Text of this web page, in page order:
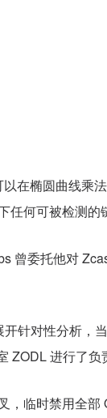
在椭圆曲线乘
何可被检测的
曾委托他对
针对性分析，
进行了负
临时禁用全部